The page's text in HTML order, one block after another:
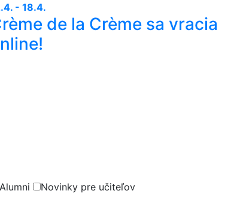
- 18.4.
de la Crème sa vracia
Novinky pre učiteľov